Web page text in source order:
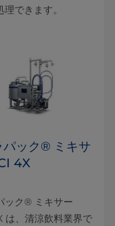
できます。
パック® ミキサ
4X
ック® ミキサー
は、清涼飲料業界で